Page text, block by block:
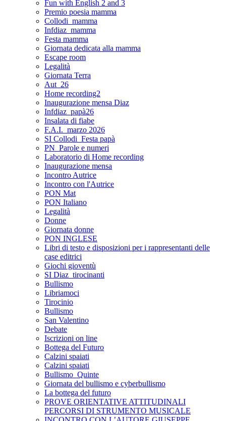
Fun with English 2 and 3
Premio poesia mamma
Collodi_mamma
Infdiaz_mamma
Festa mamma
Giornata dedicata alla mamma
Escape room
Legalità
Giornata Terra
Aut_26
Home recording2
Inaugurazione mensa Diaz
Infdiaz_papà26
Insalata di fiabe
F.A.I._marzo 2026
SI Collodi_Festa papà
PN_Parole e numeri
Laboratorio di Home recording
Inaugurazione mensa
Incontro Autrice
Incontro con l'Autrice
PON Mat
PON Italiano
Legalità
Donne
Giornata donne
PON INGLESE
Libri di testo e disposizioni per i rappresentanti delle
case editrici
Giochi gioventù
SI Diaz_tirocinanti
Bullismo
Libriamoci
Tirocinio
Bullismo
San Valentino
Debate
Iscrizioni on line
Bottega del Futuro
Calzini spaiati
Calzini spaiati
Bullismo_Quinte
Giornata del bullismo e cyberbullismo
La bottega del futuro
PROVE ORIENTATIVE ATTITUDINALI
PERCORSI DI STRUMENTO MUSICALE